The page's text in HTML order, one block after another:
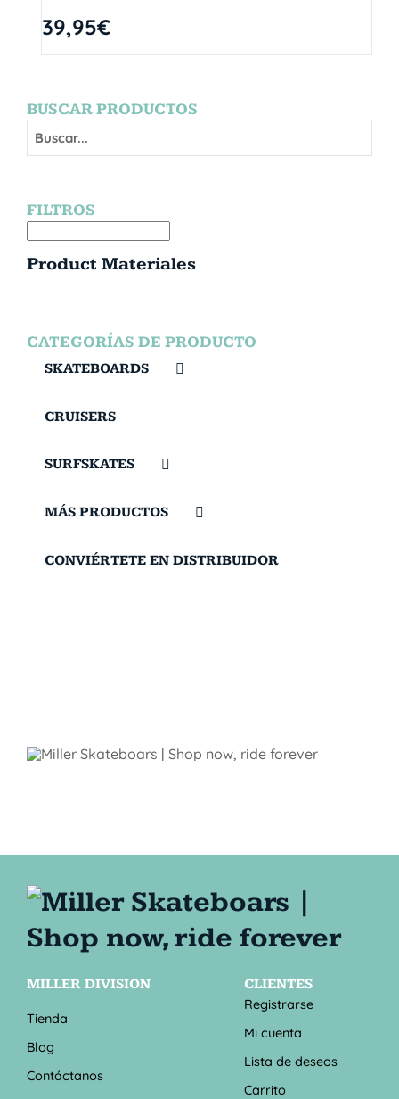
39,95€
BUSCAR PRODUCTOS
FILTROS
Product Materiales
CATEGORÍAS DE PRODUCTO
SKATEBOARDS
CRUISERS
SURFSKATES
MÁS PRODUCTOS
CONVIÉRTETE EN DISTRIBUIDOR
MILLER DIVISION
Tienda
Blog
Contáctanos
CLIENTES
Registrarse
Mi cuenta
Lista de deseos
Carrito